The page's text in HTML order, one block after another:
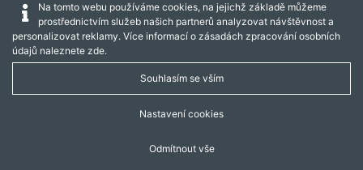
Captcha obnovit
Na tomto webu používáme cookies, na jejichž základě můžeme
prostřednictvím služeb našich partnerů analyzovat návštěvnost a
personalizovat reklamy. Více informací o zásadách zpracování osobních
údajů naleznete zde.
Souhlasím se vším
Nastavení cookies
Odmítnout vše